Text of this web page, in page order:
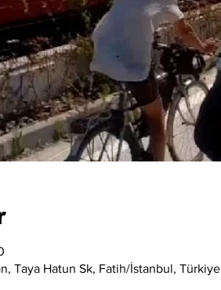
Taya Hatun Sk, Fatih/İstanbul, Türkiye